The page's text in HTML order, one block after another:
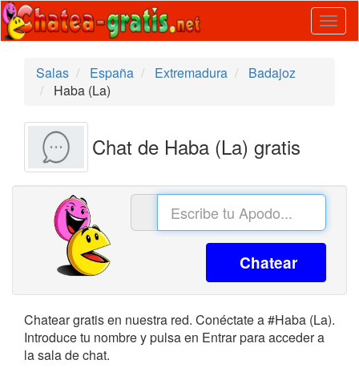
Salas
España Extremadura
Badajoz
Haba (La)
Chat de Haba (La) gratis
Chatear
Chatear gratis en nuestra red. Conéctate a #Haba (La).
Introduce tu nombre y pulsa en Entrar para acceder a
la sala de chat.